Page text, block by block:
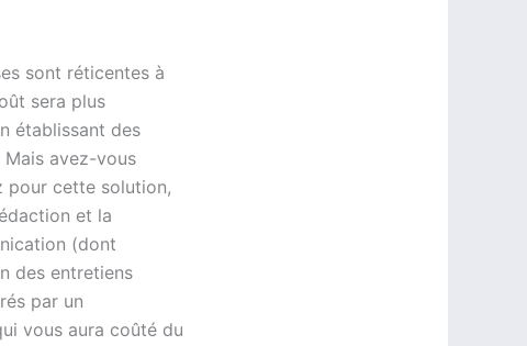
sont réticentes à
sera plus
établissant des
Mais avez-vous
pour cette solution,
et la
(dont
des entretiens
par un
vous aura coûté du